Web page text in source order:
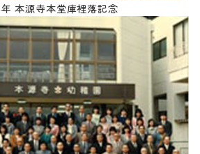
本源寺本堂庫裡落記念